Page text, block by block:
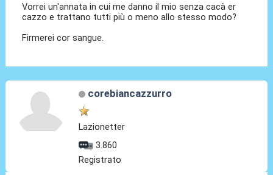
Vorrei un'annata in cui me danno il mio senza cacà er
cazzo e trattano tutti più o meno allo stesso modo?
Firmerei cor sangue.
corebiancazzurro
Lazionetter
3.860
Registrato